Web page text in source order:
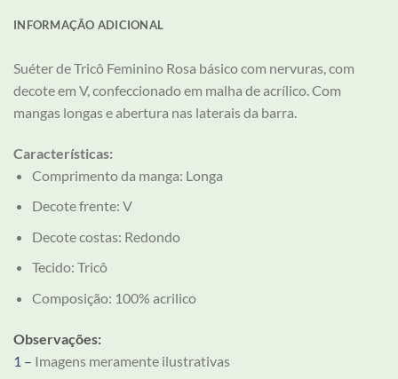
INFORMAÇÃO ADICIONAL
Suéter de Tricô Feminino Rosa básico com nervuras, com
decote em V, confeccionado em malha de acrílico. Com
mangas longas e abertura nas laterais da barra.
Características:
Comprimento da manga: Longa
Decote frente: V
Decote costas: Redondo
Tecido: Tricô
Composição: 100% acrilico
Observações:
1 – Imagens meramente ilustrativas